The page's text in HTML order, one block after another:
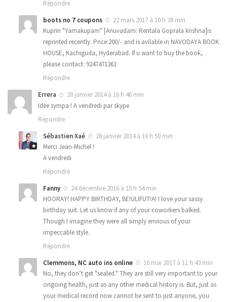
Répondre
boots no 7 coupons
22 mars 2017 à 10 h 38 min
Kuprin "Yamakupam" [Anuvadam: Rentala Goprala krishna]is
reprinted recently. Price:200/- and is avilable in NAVODAYA BOOK
HOUSE, Kachiguda, Hyderabad. If u want to buy the book,
please contact: 9247471361
Répondre
Errera
28 janvier 2014 à 16 h 46 min
Idée sympa ! A vendredi par skype
Répondre
Sébastien Xaé
28 janvier 2014 à 16 h 50 min
Merci Jean-Michel !
A vendredi
Répondre
Fanny
24 décembre 2016 à 15 h 54 min
HOORAY! HAPPY BIRTHDAY, BE!ULIFUT!A! I love your sassy
birthday suit. Let us know if any of your coworkers balked.
Though I imagine they were all simply envious of your
impeccable style.
Répondre
Clemmons, NC auto ins online
16 mai 2017 à 11 h 43 min
No, they don’t get "sealed." They are still very important to your
ongoing health, just as any other medical history is. But, just as
your medical record now cannot be sent to just anyone, you